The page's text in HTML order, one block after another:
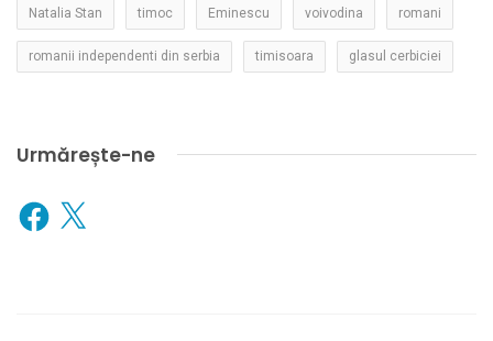
Natalia Stan timoc Eminescu voivodina romani
romanii independenti din serbia timisoara glasul cerbiciei
Urmărește-ne
Facebook
X